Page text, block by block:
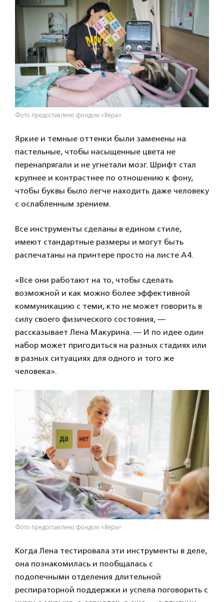
Фото предоставлено фондом «Вера»
Яркие и темные оттенки были заменены на
пастельные, чтобы насыщенные цвета не
перенапрягали и не угнетали мозг. Шрифт стал
крупнее и контрастнее по отношению к фону,
чтобы буквы было легче находить даже человеку
с ослабленным зрением.
Все инструменты сделаны в едином стиле,
имеют стандартные размеры и могут быть
распечатаны на принтере просто на листе А4.
«Все они работают на то, чтобы сделать
возможной и как можно более эффективной
коммуникацию с теми, кто не может говорить в
силу своего физического состояния, —
рассказывает Лена Макурина. — И по идее один
набор может пригодиться на разных стадиях или
в разных ситуациях для одного и того же
человека».
Фото предоставлено фондом «Вера»
Когда Лена тестировала эти инструменты в деле,
она познакомилась и пообщалась с
подопечными отделения длительной
респираторной поддержки и успела поговорить с